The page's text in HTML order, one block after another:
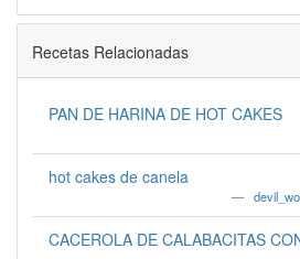
Recetas Relacionadas
PAN DE HARINA DE HOT CAKES
hot cakes de canela
CACEROLA DE CALABACITAS